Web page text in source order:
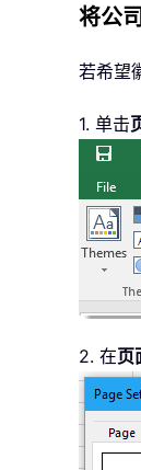
将公
若希望
1. 单击
2. 在页